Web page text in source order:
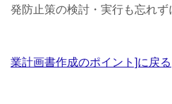
発防止策の検討・実行も忘れず
業計画書作成のポイント]に戻る